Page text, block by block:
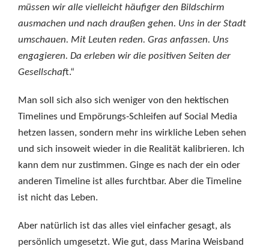
müssen wir alle vielleicht häufiger den Bildschirm
ausmachen und nach draußen gehen. Uns in der Stadt
umschauen. Mit Leuten reden. Gras anfassen. Uns
engagieren. Da erleben wir die positiven Seiten der
Gesellschaft.“
Man soll sich also sich weniger von den hektischen
Timelines und Empörungs-Schleifen auf Social Media
hetzen lassen, sondern mehr ins wirkliche Leben sehen
und sich insoweit wieder in die Realität kalibrieren. Ich
kann dem nur zustimmen. Ginge es nach der ein oder
anderen Timeline ist alles furchtbar. Aber die Timeline
ist nicht das Leben.
Aber natürlich ist das alles viel einfacher gesagt, als
persönlich umgesetzt. Wie gut, dass Marina Weisband